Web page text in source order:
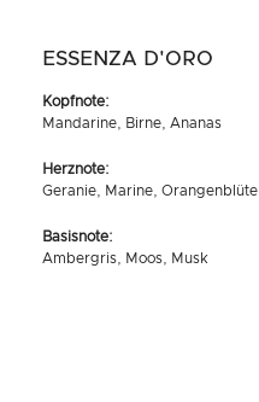
ESSENZA D'ORO
Kopfnote:
Mandarine, Birne, Ananas
Herznote:
Geranie, Marine, Orangenblüte
Basisnote:
Ambergris, Moos, Musk